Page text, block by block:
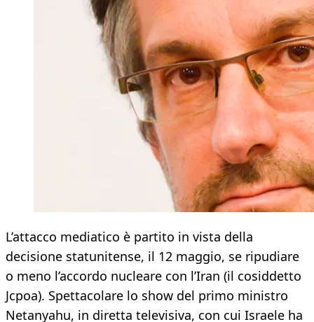
L’attacco mediatico è partito in vista della
decisione statunitense, il 12 maggio, se ripudiare
o meno l’accordo nucleare con l’Iran (il cosiddetto
Jcpoa). Spettacolare lo show del primo ministro
Netanyahu, in diretta televisiva, con cui Israele ha